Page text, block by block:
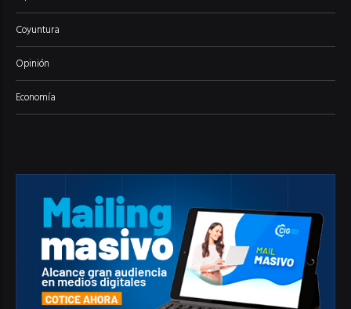
Coyuntura
Opinión
Economía